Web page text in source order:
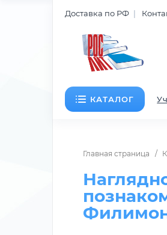
Доставка по РФ
КАТАЛОГ
Главная страница